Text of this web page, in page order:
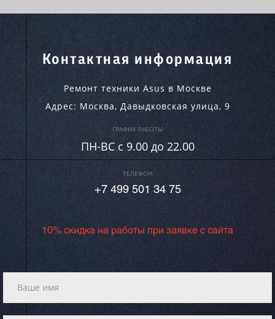
Контактная информация
Ремонт техники Asus в Москве
Адрес: Москва, Давыдковская улица, 9
ГРАФИК РАБОТЫ
ПН-ВC c 9.00 до 22.00
ТЕЛЕФОН
+7 499 501 34 75
10% скидка на работы при заявке с сайта